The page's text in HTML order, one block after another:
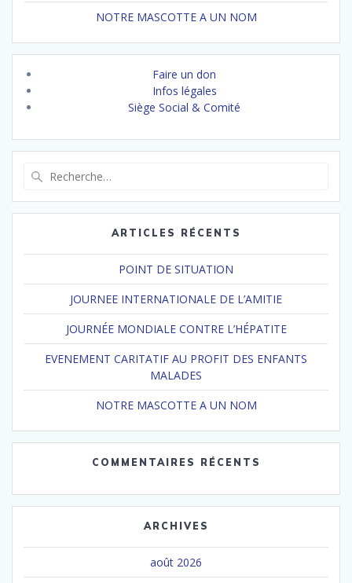
NOTRE MASCOTTE A UN NOM
Faire un don
Infos légales
Siège Social & Comité
:
ARTICLES RÉCENTS
POINT DE SITUATION
JOURNEE INTERNATIONALE DE L’AMITIE
JOURNÉE MONDIALE CONTRE L’HÉPATITE
EVENEMENT CARITATIF AU PROFIT DES ENFANTS
MALADES
NOTRE MASCOTTE A UN NOM
COMMENTAIRES RÉCENTS
ARCHIVES
août 2026